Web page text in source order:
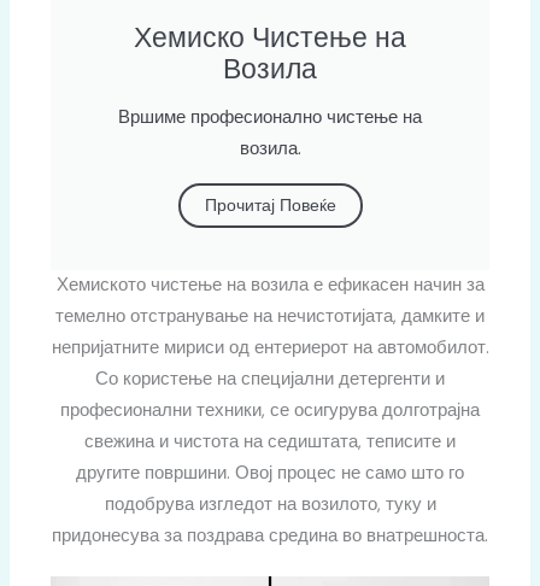
Хемиско Чистење на
Возила
Вршиме професионално чистење на
возила.
Прочитај Повеќе
Хемиското чистење на возила е ефикасен начин за
темелно отстранување на нечистотијата, дамките и
непријатните мириси од ентериерот на автомобилот.
Со користење на специјални детергенти и
професионални техники, се осигурува долготрајна
свежина и чистота на седиштата, теписите и
другите површини. Овој процес не само што го
подобрува изгледот на возилото, туку и
придонесува за поздрава средина во внатрешноста.